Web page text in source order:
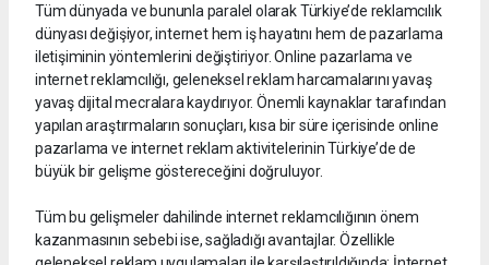
Tüm dünyada ve bununla paralel olarak Türkiye’de reklamcılık
dünyası değişiyor, internet hem iş hayatını hem de pazarlama
iletişiminin yöntemlerini değiştiriyor. Online pazarlama ve
internet reklamcılığı, geleneksel reklam harcamalarını yavaş
yavaş dijital mecralara kaydırıyor. Önemli kaynaklar tarafından
yapılan araştırmaların sonuçları, kısa bir süre içerisinde online
pazarlama ve internet reklam aktivitelerinin Türkiye’de de
büyük bir gelişme göstereceğini doğruluyor.
Tüm bu gelişmeler dahilinde internet reklamcılığının önem
kazanmasının sebebi ise, sağladığı avantajlar. Özellikle